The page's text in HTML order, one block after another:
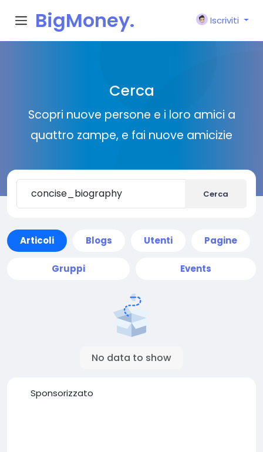
BigMoney.
Iscriviti
Cerca
Scopri nuove persone e i loro amici a
quattro zampe, e fai nuove amicizie
Cerca
Articoli Blogs Utenti Pagine
Gruppi Events
No data to show
Sponsorizzato